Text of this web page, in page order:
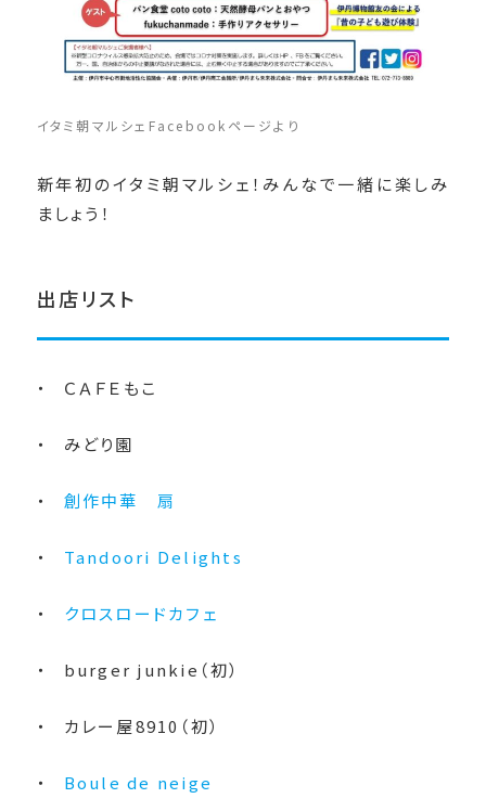
イタミ朝マルシェFacebookページより
新年初のイタミ朝マルシェ！みんなで一緒に楽しみ
ましょう！
出店リスト
ＣＡＦＥもこ
みどり園
創作中華 扇
Tandoori Delights
クロスロードカフェ
burger junkie（初）
カレー屋8910（初）
Boule de neige